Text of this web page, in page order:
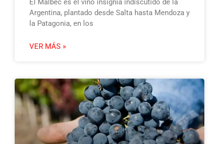
El Malbec es el vino insignia indiscutido de la
Argentina, plantado desde Salta hasta Mendoza y
la Patagonia, en los
VER MÁS »